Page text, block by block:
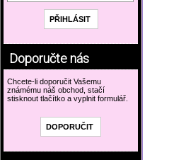
Doporučte nás
Chcete-li doporučit Vašemu
známému náš obchod, stačí
stisknout tlačítko a vyplnit formulář.